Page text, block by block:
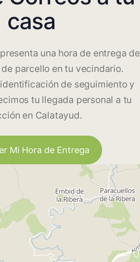
casa
una hora de entrega de
parcello en tu vecindario.
de seguimiento y
tu llegada personal a tu
en Calatayud.
Mi Hora de Entrega